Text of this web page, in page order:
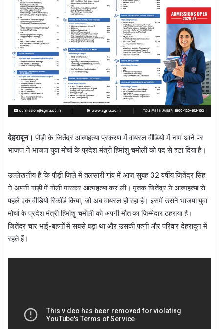
देहरादून। पौड़ी के जितेंद्र आत्महत्या प्रकरण में वायरल वीडियो में नाम आने पर
भाजपा ने भाजपा युवा मोर्चा के प्रदेश मंत्री हिमांशु चमोली को पद से हटा दिया है।
उल्लेखनीय है कि पौड़ी जिले में तलसारी गांव में आज सुबह 32 वर्षीय जितेंद्र सिंह
ने अपनी गाड़ी में गोली मारकर आत्महत्या कर ली। मृतक जितेंद्र ने आत्महत्या से
पहले एक वीडियो रिकॉर्ड किया, जो अब वायरल हो रहा है। इसमें उसने भाजपा युवा
मोर्चा के प्रदेश मंत्री हिमांशु चमोली को अपनी मौत का जिम्मेदार ठहराया है।
जितेंद्र चार भाई-बहनों में सबसे बड़ा था और उसकी पत्नी और परिवार देहरादून में
रहते हैं।